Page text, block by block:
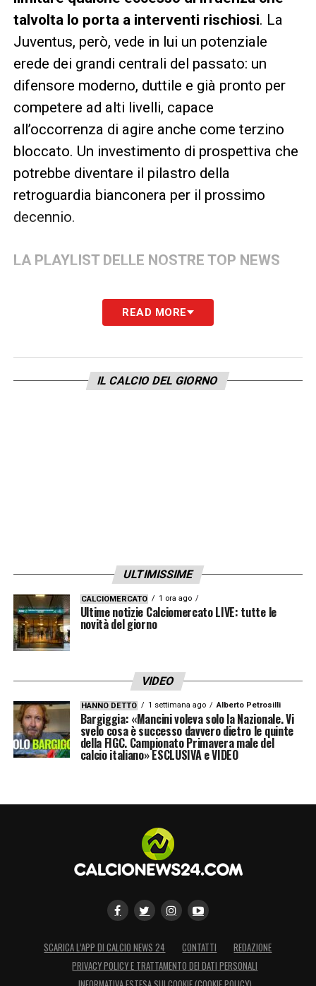
talvolta lo porta a interventi rischiosi. La
Juventus, però, vede in lui un potenziale
erede dei grandi centrali del passato: un
difensore moderno, duttile e già pronto per
competere ad alti livelli, capace
all’occorrenza di agire anche come terzino
bloccato. Un investimento di prospettiva che
potrebbe diventare il pilastro della
retroguardia bianconera per il prossimo
decennio.
LA PLAYLIST DELLE NOSTRE TOP NEWS
READ MORE
IL CALCIO DEL GIORNO
ULTIMISSIME
CALCIOMERCATO 1 ora ago
Ultime notizie Calciomercato LIVE: tutte le
novità del giorno
VIDEO
HANNO DETTO 1 settimana ago Alberto Petrosilli
Bargiggia: «Mancini voleva solo la Nazionale. Vi
svelo cosa è successo davvero dietro le quinte
della FIGC. Campionato Primavera male del
calcio italiano» ESCLUSIVA e VIDEO
SCARICA L’APP DI CALCIO NEWS 24 CONTATTI
REDAZIONE
PRIVACY POLICY E TRATTAMENTO DEI DATI PERSONALI